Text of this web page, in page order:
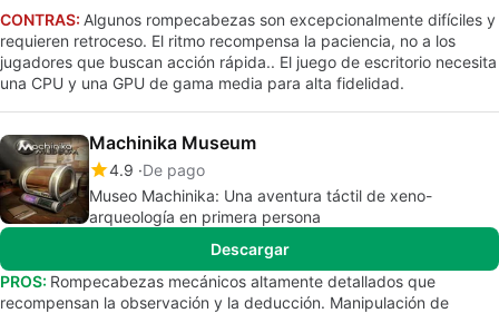
CONTRAS: Algunos rompecabezas son excepcionalmente difíciles y
requieren retroceso. El ritmo recompensa la paciencia, no a los
jugadores que buscan acción rápida.. El juego de escritorio necesita
una CPU y una GPU de gama media para alta fidelidad.
Machinika Museum
4.9 De pago
Museo Machinika: Una aventura táctil de xeno-
arqueología en primera persona
Descargar
PROS: Rompecabezas mecánicos altamente detallados que
recompensan la observación y la deducción. Manipulación de